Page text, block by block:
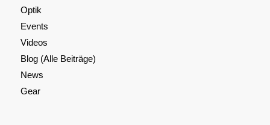
Optik
Events
Videos
Blog (Alle Beiträge)
News
Gear